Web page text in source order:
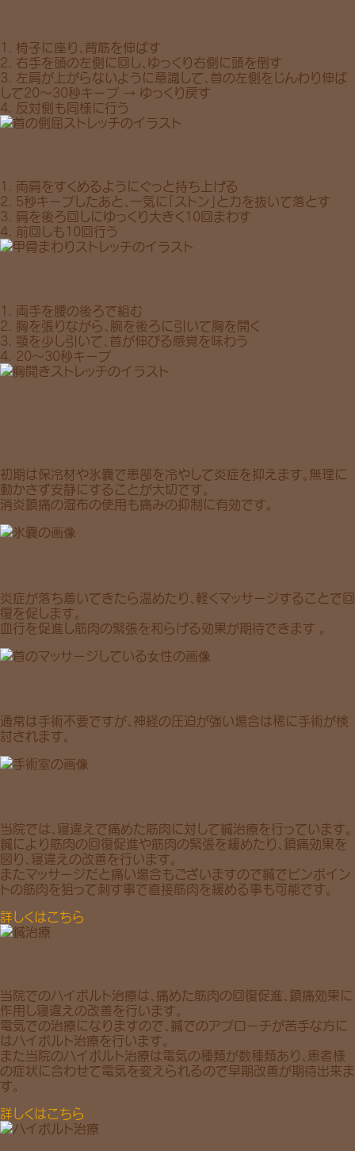
1. 椅子に座り、 背筋を伸ばす
2. 右手を頭の左側に回し、ゆっくり右側に頭を倒す
3. 左肩が上がらないように意識して、首の左側をじんわり伸ば
して20〜30秒キープ → ゆっくり戻す
4. 反対側も同様に行う
1. 両肩をすくめるように ぐっと持ち上げる
2. 5秒キープしたあと、一気に「ストン」と力を抜いて落とす
3. 肩を後ろ回しにゆっくり大きく 10回 まわす
4. 前回しも10回行う
1. 両手を腰の後ろで組む
2. 胸を張りながら、腕を後ろに引いて胸を開く
3. 顎を少し引いて、 首が伸びる感覚を味わう
4. 20〜30秒キープ
初期は保冷材や氷嚢で患部を冷やして炎症を抑えます。無理に
動かさず安静にすることが大切です。
消炎鎮痛の湿布の使用も痛みの抑制に有効です。
炎症が落ち着いてきたら温めたり、軽くマッサージすることで回
復を促します。
血行を促進し筋肉の緊張を和らげる効果が期待できます 。
通常は手術不要ですが、神経の圧迫が強い場合は稀に手術が検
討されます。
当院では、寝違えで痛めた筋肉に対して鍼治療を行っています。
鍼により筋肉の回復促進や筋肉の緊張を緩めたり、鎮痛効果を
図り、寝違えの改善を行います。
またマッサージだと痛い場合もございますので鍼でピンポイン
トの筋肉を狙って刺す事で直接筋肉を緩める事も可能です。
詳しくはこちら
当院でのハイボルト治療は、痛めた筋肉の回復促進、鎮痛効果に
作用し寝違えの改善を行います。
電気での治療になりますので、鍼でのアプローチが苦手な方に
はハイボルト治療を行います。
また当院のハイボルト治療は電気の種類が数種類あり、患者様
の症状に合わせて電気を変えられるので早期改善が期待出来ま
す。
詳しくはこちら